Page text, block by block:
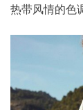
热带风情的色